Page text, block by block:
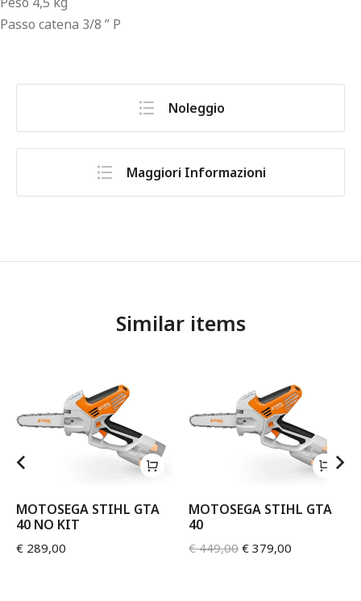
Passo catena 3/8 ” P
Noleggio
Maggiori Informazioni
Similar items
MOTOSEGA STIHL GTA
40 NO KIT
€ 289,00
MOTOSEGA STIHL GTA
40
€449,00 € 379,00